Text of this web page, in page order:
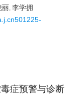
丽, 李学拥
症预警与诊断